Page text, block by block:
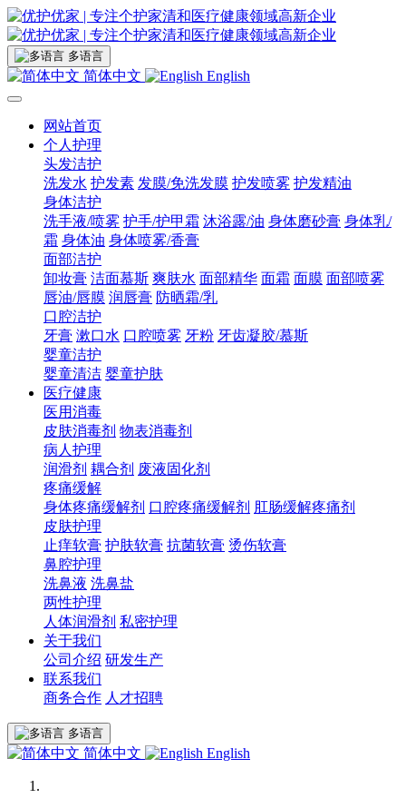
多语言
简体中文 English
网站首页
个人护理
头发洁护
洗发水 护发素 发膜/免洗发膜 护发喷雾 护发精油
身体洁护
洗手液/喷雾 护手/护甲霜 沐浴露/油 身体磨砂膏 身体乳/
霜 身体油 身体喷雾/香膏
面部洁护
卸妆膏 洁面慕斯 爽肤水 面部精华 面霜 面膜 面部喷雾
唇油/唇膜 润唇膏 防晒霜/乳
口腔洁护
牙膏 漱口水 口腔喷雾 牙粉 牙齿凝胶/慕斯
婴童洁护
婴童清洁 婴童护肤
医疗健康
医用消毒
皮肤消毒剂 物表消毒剂
病人护理
润滑剂 耦合剂 废液固化剂
疼痛缓解
身体疼痛缓解剂 口腔疼痛缓解剂 肛肠缓解疼痛剂
皮肤护理
止痒软膏 护肤软膏 抗菌软膏 烫伤软膏
鼻腔护理
洗鼻液 洗鼻盐
两性护理
人体润滑剂 私密护理
关于我们
公司介绍 研发生产
联系我们
商务合作 人才招聘
多语言
简体中文 English